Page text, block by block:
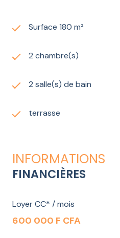
Surface 180 m²
2 chambre(s)
2 salle(s) de bain
terrasse
INFORMATIONS
FINANCIÈRES
Loyer CC* / mois
600 000 F CFA